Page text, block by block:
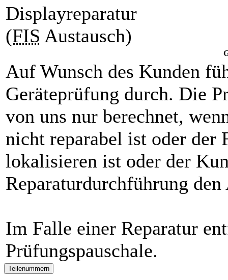
Displayreparatur
(FIS Austausch)
Auf Wunsch des Kunden
Geräteprüfung durch. Die
von uns nur berechnet,
nicht reparabel ist oder der
lokalisieren ist oder der
Reparaturdurchführung
Im Falle einer Reparatur
Prüfungspauschale.
Teilenummern